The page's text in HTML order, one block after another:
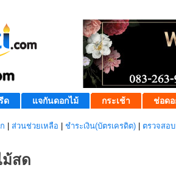
ด แจกันดอกไม้ กระเช้า ช่อดอ
ส่วนช่วยเหลือ ชำระเงิน(บัตรเครดิต) ตรวจสอ
ม้สด